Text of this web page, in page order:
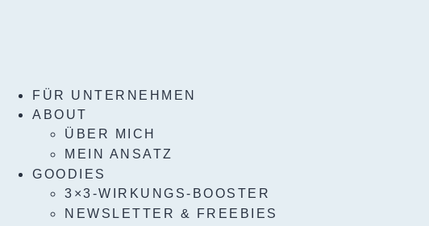
FÜR UNTERNEHMEN
ABOUT
ÜBER MICH
MEIN ANSATZ
GOODIES
3×3-WIRKUNGS-BOOSTER
NEWSLETTER & FREEBIES